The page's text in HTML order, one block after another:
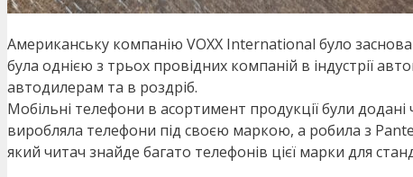
Американську компанію VOXX International було
була однією з трьох провідних компаній в індустрії
автодилерам та в роздріб.
Мобільні телефони в асортимент продукції були
виробляла телефони під своєю маркою, а робила з
який читач знайде багато телефонів цієї марки для